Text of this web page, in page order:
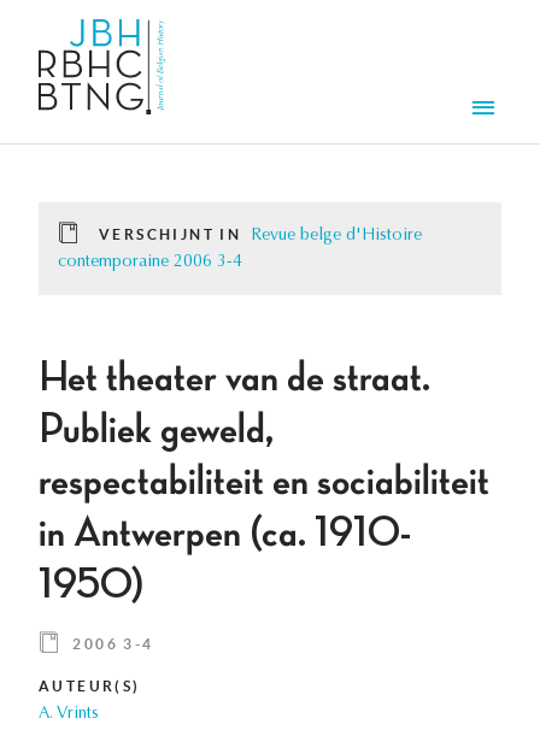
VERSCHIJNT IN
Revue belge d'Histoire
contemporaine 2006 3-4
Het theater van de straat.
Publiek geweld,
respectabiliteit en sociabiliteit
in Antwerpen (ca. 1910-
1950)
2006 3-4
AUTEUR(S)
A. Vrints